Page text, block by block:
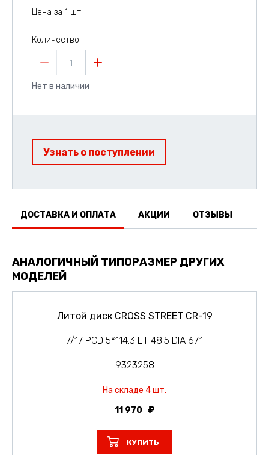
Цена за 1 шт.
Количество
1
Нет в наличии
Узнать о поступлении
ДОСТАВКА И ОПЛАТА АКЦИИ ОТЗЫВЫ
АНАЛОГИЧНЫЙ ТИПОРАЗМЕР ДРУГИХ
МОДЕЛЕЙ
Литой диск CROSS STREET CR-19
7/17 PCD 5*114.3 ET 48.5 DIA 67.1
9323258
На складе 4 шт.
11 970
КУПИТЬ